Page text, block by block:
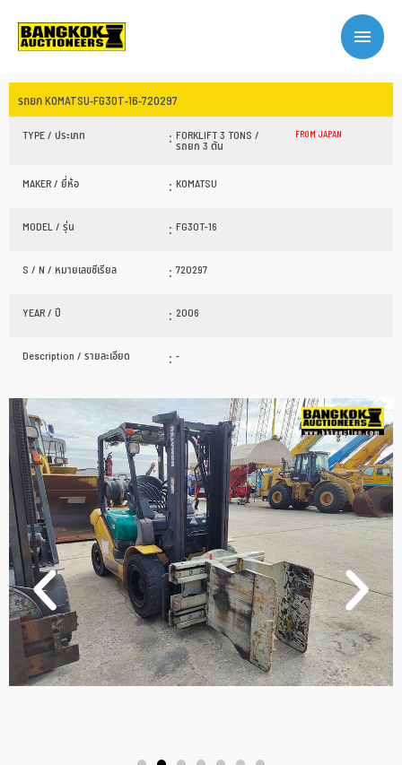
รถยก KOMATSU-FG30T-16-720297
TYPE / ประเภท : FORKLIFT 3 TONS /
รถยก 3 ตัน
FROM JAPAN
MAKER / ยี่ห้อ : KOMATSU
MODEL / รุ่น : FG30T-16
S / N / หมายเลขซีเรียล : 720297
YEAR / ปี : 2006
Description / รายละเอียด : -